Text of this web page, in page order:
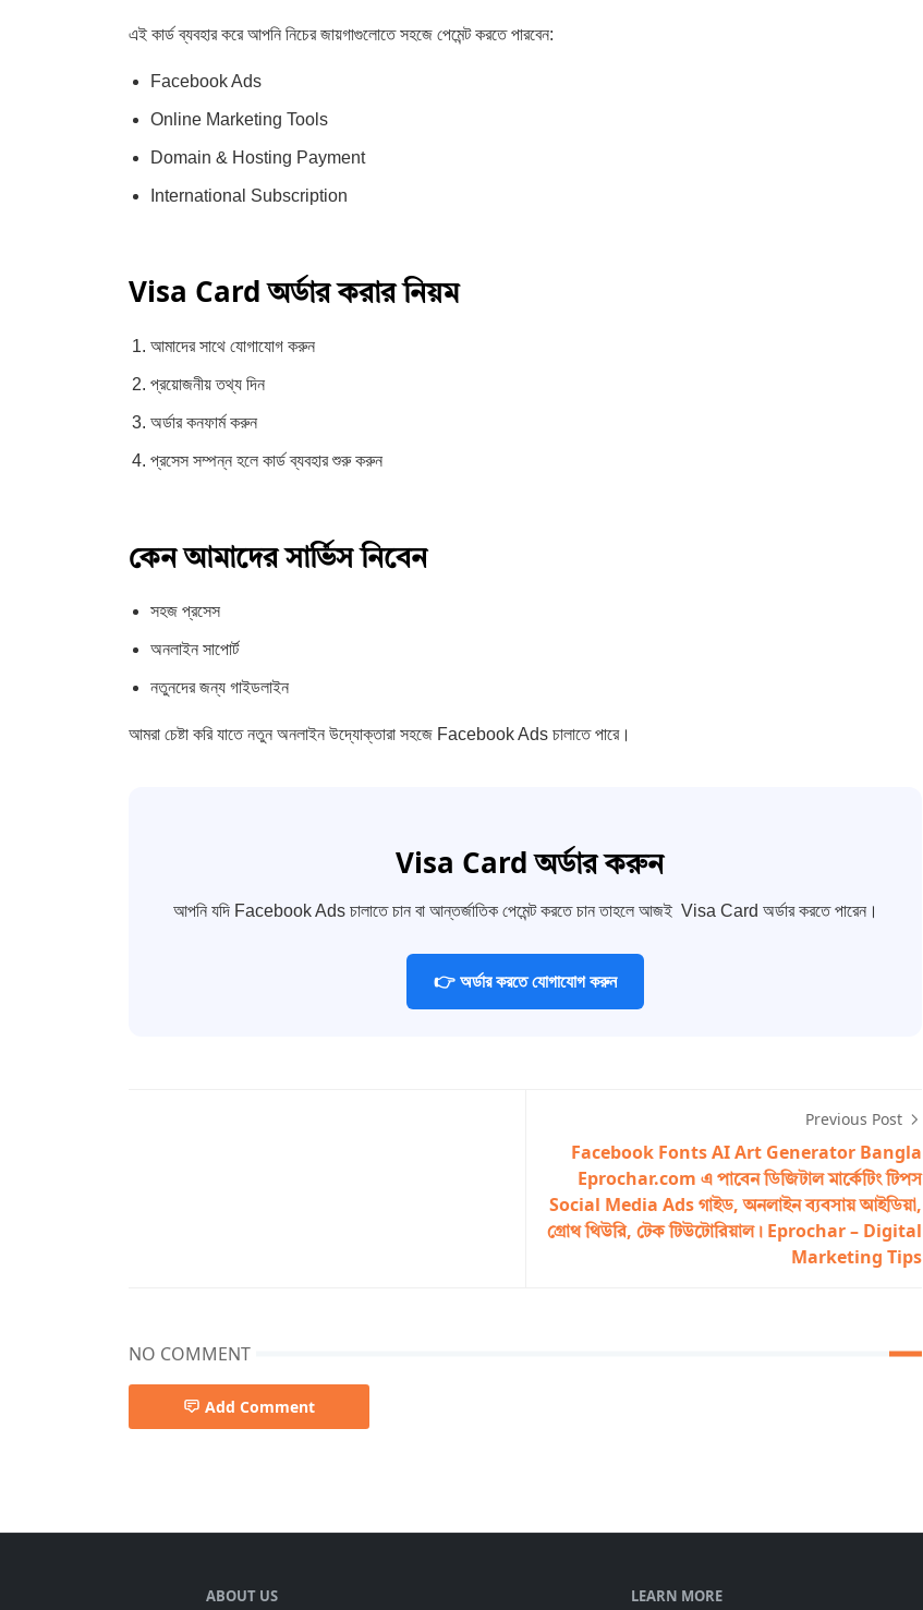
এই কার্ড ব্যবহার করে আপনি নিচের জায়গাগুলোতে সহজে পেমেন্ট করতে পারবেন:
Facebook Ads
Online Marketing Tools
Domain & Hosting Payment
International Subscription
Visa Card অর্ডার করার নিয়ম
আমাদের সাথে যোগাযোগ করুন
প্রয়োজনীয় তথ্য দিন
অর্ডার কনফার্ম করুন
প্রসেস সম্পন্ন হলে কার্ড ব্যবহার শুরু করুন
কেন আমাদের সার্ভিস নিবেন
সহজ প্রসেস
অনলাইন সাপোর্ট
নতুনদের জন্য গাইডলাইন
আমরা চেষ্টা করি যাতে নতুন অনলাইন উদ্যোক্তারা সহজে Facebook Ads চালাতে পারে।
Visa Card অর্ডার করুন
আপনি যদি Facebook Ads চালাতে চান বা আন্তর্জাতিক পেমেন্ট করতে চান তাহলে আজই Visa Card অর্ডার করতে পারেন।
👉 অর্ডার করতে যোগাযোগ করুন
Previous Post
Facebook Fonts AI Art Generator Bangla
Eprochar.com এ পাবেন ডিজিটাল মার্কেটিং টিপস
Social Media Ads গাইড, অনলাইন ব্যবসায় আইডিয়া,
গ্রোথ থিউরি, টেক টিউটোরিয়াল। Eprochar – Digital
Marketing Tips
NO COMMENT
Add Comment
ABOUT US LEARN MORE